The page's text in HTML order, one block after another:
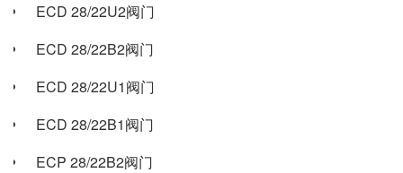
ECD 28/22U2阀门
ECD 28/22B2阀门
ECD 28/22U1阀门
ECD 28/22B1阀门
ECP 28/22B2阀门